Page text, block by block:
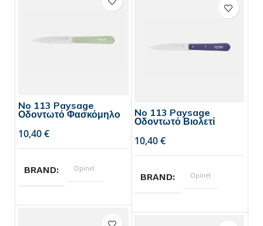
No 113 Paysage
Οδοντωτό Φασκόμηλο
€
BRAND Opinel
No 113 Paysage
Οδοντωτό Βιολετί
€
BRAND Opinel